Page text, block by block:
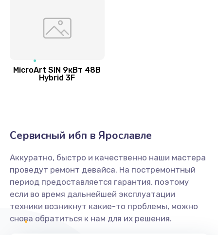
MicroArt SIN 9кВт 48В
Hybrid 3F
Сервисный ибп в Ярославле
Аккуратно, быстро и качественно наши мастера
проведут ремонт девайса. На постремонтный
период предоставляется гарантия, поэтому
если во время дальнейшей эксплуатации
техники возникнут какие-то проблемы, можно
снова обратиться к нам для их решения.